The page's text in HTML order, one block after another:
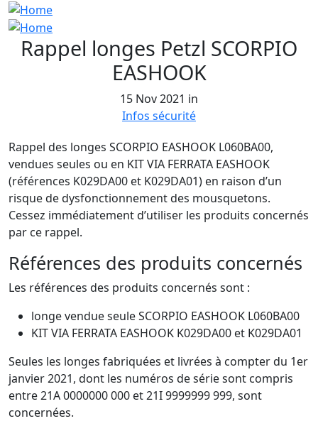
Rappel longes Petzl SCORPIO
EASHOOK
15 Nov 2021 in
Infos sécurité
Rappel des longes SCORPIO EASHOOK L060BA00,
vendues seules ou en KIT VIA FERRATA EASHOOK
(références K029DA00 et K029DA01) en raison d’un
risque de dysfonctionnement des mousquetons.
Cessez immédiatement d’utiliser les produits concernés
par ce rappel.
Références des produits concernés
Les références des produits concernés sont :
longe vendue seule SCORPIO EASHOOK L060BA00
KIT VIA FERRATA EASHOOK K029DA00 et K029DA01
Seules les longes fabriquées et livrées à compter du 1er
janvier 2021, dont les numéros de série sont compris
entre 21A 0000000 000 et 21I 9999999 999, sont
concernées.